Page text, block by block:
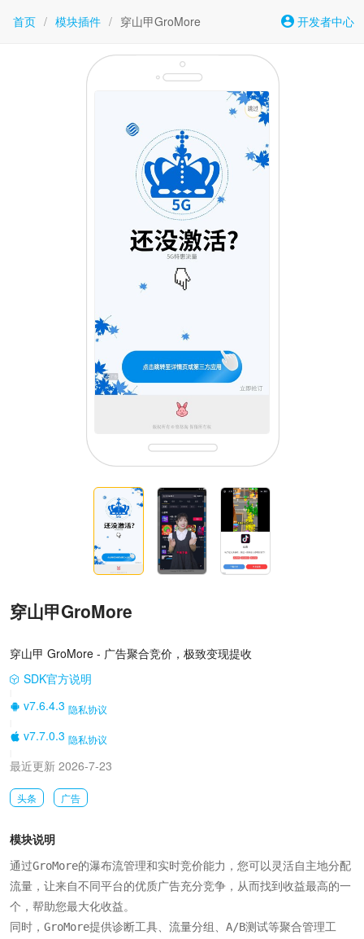
首页 / 模块插件 / 穿山甲GroMore 开发者中心
穿山甲GroMore
穿山甲 GroMore - 广告聚合竞价，极致变现提收
SDK官方说明
v7.6.4.3 隐私协议
v7.7.0.3 隐私协议
最近更新 2026-7-23
头条 广告
模块说明
通过GroMore的瀑布流管理和实时竞价能力，您可以灵活自主地分配
流量，让来自不同平台的优质广告充分竞争，从而找到收益最高的一
个，帮助您最大化收益。
同时，GroMore提供诊断工具、流量分组、A/B测试等聚合管理工